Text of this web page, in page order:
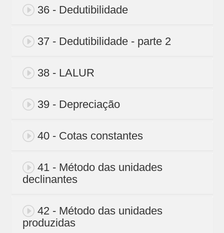
36 - Dedutibilidade
37 - Dedutibilidade - parte 2
38 - LALUR
39 - Depreciação
40 - Cotas constantes
41 - Método das unidades
declinantes
42 - Método das unidades
produzidas